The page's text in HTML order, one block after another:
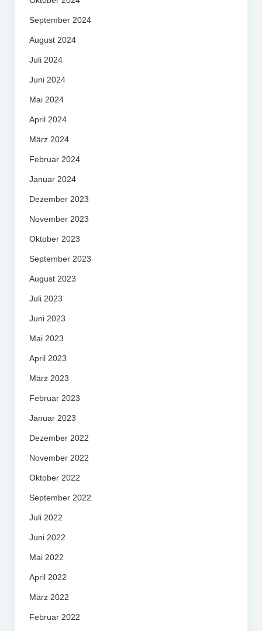
September 2024
August 2024
Juli 2024
Juni 2024
Mai 2024
April 2024
März 2024
Februar 2024
Januar 2024
Dezember 2023
November 2023
Oktober 2023
September 2023
August 2023
Juli 2023
Juni 2023
Mai 2023
April 2023
März 2023
Februar 2023
Januar 2023
Dezember 2022
November 2022
Oktober 2022
September 2022
Juli 2022
Juni 2022
Mai 2022
April 2022
März 2022
Februar 2022